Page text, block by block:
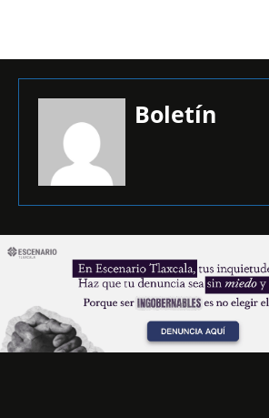
Boletín